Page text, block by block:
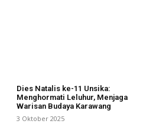
Dies Natalis ke-11 Unsika:
Menghormati Leluhur, Menjaga
Warisan Budaya Karawang
3 Oktober 2025